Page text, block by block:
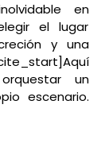
en
el lugar
y una
un
escenario.